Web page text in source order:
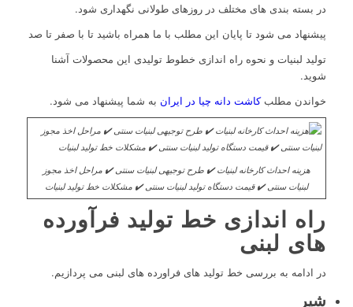
در بسته بندی های مختلف در روزهای طولانی نگهداری شود.
پیشنهاد می شود تا پایان این مطلب با ما همراه باشید تا با صفر تا صد
تولید لبنیات و نحوه راه اندازی خطوط تولیدی این محصولات آشنا
شوید.
خواندن مطلبکاشت دانه چیا در ایران به شما پیشنهاد می شود.
هزینه احداث کارخانه لبنیات ✔️ طرح توجیهی لبنیات سنتی ✔️ مراحل اخذ مجوز
لبنیات سنتی ✔️ قیمت دستگاه تولید لبنیات سنتی ✔️ مشکلات خط تولید لبنیات
راه اندازی خط تولید فرآورده
های لبنی
در ادامه به بررسی خط تولید های فراورده های لبنی می پردازیم.
شیر